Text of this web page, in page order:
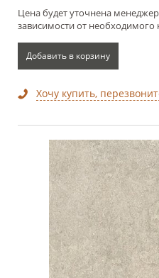
Цена будет уточнена
зависимости от необходимого
Добавить в корзину
Хочу купить,